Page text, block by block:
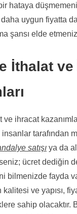
hataya
uygun fiyatta
şansı elde
İthalat
ihracat
tarafından
satışı ya da
ücret dediğin
bilmenizde fayda
kalitesi ve yapısı,
sahip olacaktır.